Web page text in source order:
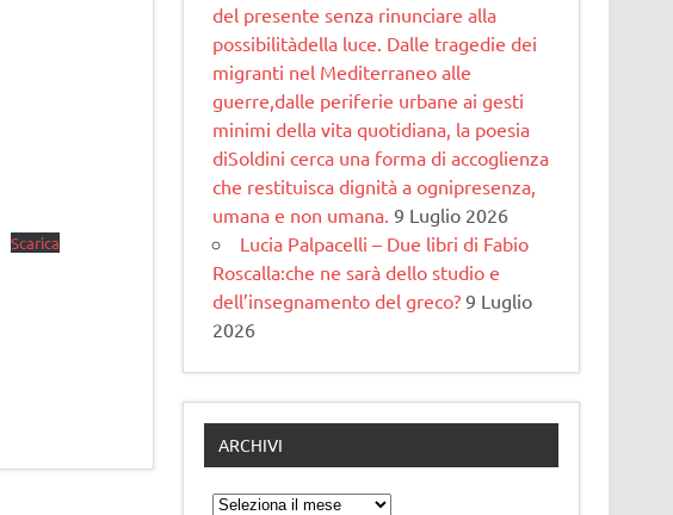
Scarica
del presente senza rinunciare alla
possibilitàdella luce. Dalle tragedie dei
migranti nel Mediterraneo alle
guerre,dalle periferie urbane ai gesti
minimi della vita quotidiana, la poesia
diSoldini cerca una forma di accoglienza
che restituisca dignità a ognipresenza,
umana e non umana. 9 Luglio 2026
Lucia Palpacelli – Due libri di Fabio
Roscalla:che ne sarà dello studio e
dell’insegnamento del greco? 9 Luglio
2026
ARCHIVI
Archivi